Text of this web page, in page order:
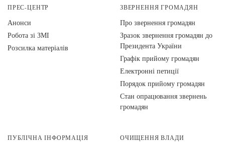
ПРЕС-ЦЕНТР
Анонси
Робота зі ЗМІ
Розсилка матеріалів
ЗВЕРНЕННЯ ГРОМАДЯН
Про звернення громадян
Зразок звернення громадян до
Президента України
Графік прийому громадян
Електронні петиції
Порядок прийому громадян
Стан опрацювання звернень
громадян
ПУБЛІЧНА ІНФОРМАЦІЯ ОЧИЩЕННЯ ВЛАДИ